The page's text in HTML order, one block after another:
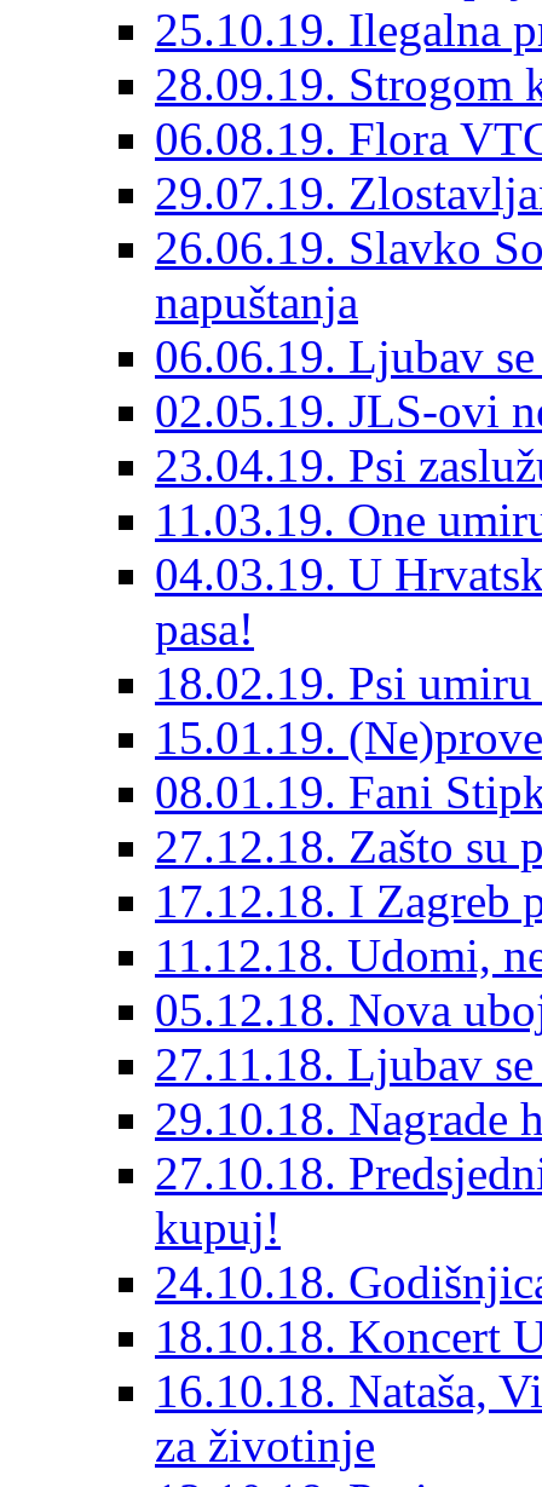
25.10.19. Ilegalna
28.09.19. Strogom
06.08.19. Flora
29.07.19.
26.06.19. Slavko
napuštanja
06.06.19. Ljubav
02.05.19. JLS-ovi
23.04.19. Psi
11.03.19. One
04.03.19. U
pasa!
18.02.19. Psi
15.01.19.
08.01.19. Fani
27.12.18. Zašto su
17.12.18. I Zagreb
11.12.18. Udomi,
05.12.18. Nova
27.11.18. Ljubav
29.10.18. Nagrade
27.10.18.
kupuj!
24.10.18.
18.10.18. Koncert
16.10.18. Nataša,
za životinje